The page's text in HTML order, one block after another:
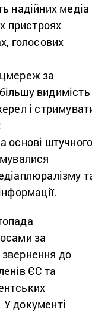
надійних медіа
пристроях
голосових
за
видимість
і
основі
за
до
ЄС та
документі